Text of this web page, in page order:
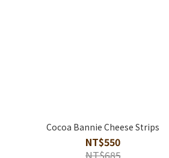
Cocoa Bannie Cheese Strips
NT$550
NT$685